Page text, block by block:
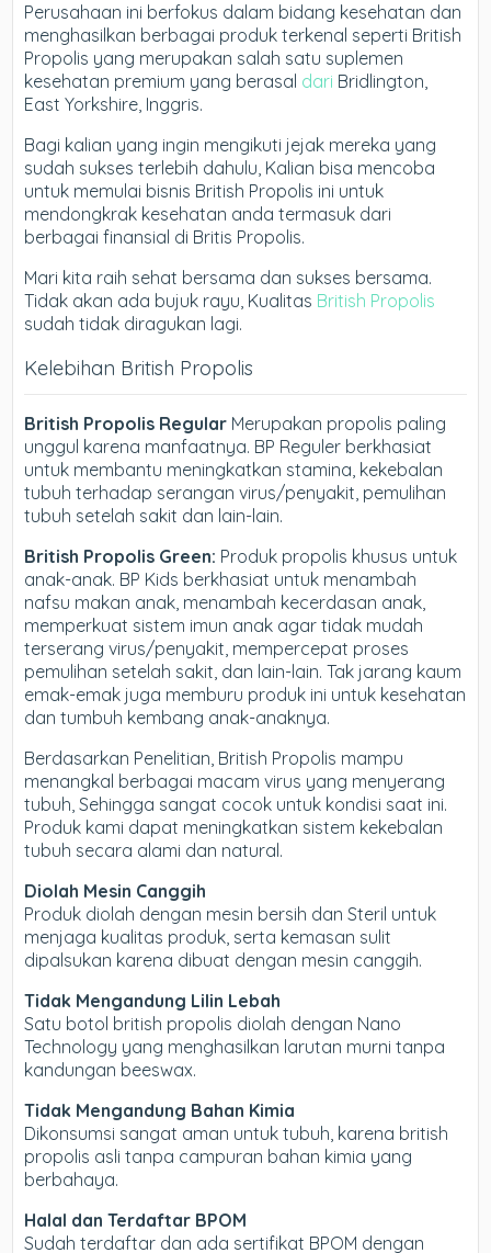
Perusahaan ini berfokus dalam bidang kesehatan dan
menghasilkan berbagai produk terkenal seperti British
Propolis yang merupakan salah satu suplemen
kesehatan premium yang berasal dari Bridlington,
East Yorkshire, Inggris.
Bagi kalian yang ingin mengikuti jejak mereka yang
sudah sukses terlebih dahulu, Kalian bisa mencoba
untuk memulai bisnis British Propolis ini untuk
mendongkrak kesehatan anda termasuk dari
berbagai finansial di Britis Propolis.
Mari kita raih sehat bersama dan sukses bersama.
Tidak akan ada bujuk rayu, Kualitas British Propolis
sudah tidak diragukan lagi.
Kelebihan British Propolis
British Propolis Regular Merupakan propolis paling
unggul karena manfaatnya. BP Reguler berkhasiat
untuk membantu meningkatkan stamina, kekebalan
tubuh terhadap serangan virus/penyakit, pemulihan
tubuh setelah sakit dan lain-lain.
British Propolis Green: Produk propolis khusus untuk
anak-anak. BP Kids berkhasiat untuk menambah
nafsu makan anak, menambah kecerdasan anak,
memperkuat sistem imun anak agar tidak mudah
terserang virus/penyakit, mempercepat proses
pemulihan setelah sakit, dan lain-lain. Tak jarang kaum
emak-emak juga memburu produk ini untuk kesehatan
dan tumbuh kembang anak-anaknya.
Berdasarkan Penelitian, British Propolis mampu
menangkal berbagai macam virus yang menyerang
tubuh, Sehingga sangat cocok untuk kondisi saat ini.
Produk kami dapat meningkatkan sistem kekebalan
tubuh secara alami dan natural.
Diolah Mesin Canggih
Produk diolah dengan mesin bersih dan Steril untuk
menjaga kualitas produk, serta kemasan sulit
dipalsukan karena dibuat dengan mesin canggih.
Tidak Mengandung Lilin Lebah
Satu botol british propolis diolah dengan Nano
Technology yang menghasilkan larutan murni tanpa
kandungan beeswax.
Tidak Mengandung Bahan Kimia
Dikonsumsi sangat aman untuk tubuh, karena british
propolis asli tanpa campuran bahan kimia yang
berbahaya.
Halal dan Terdaftar BPOM
Sudah terdaftar dan ada sertifikat BPOM dengan